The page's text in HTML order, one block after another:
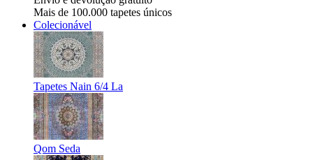
Mais de 100.000 tapetes únicos
Colecionável
Tapetes Nain 6/4 La
Qom Seda